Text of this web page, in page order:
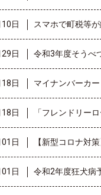
日 スマホで町税等
日 令和3年度そうべ
日 マイナンバーカ
日 「フレンドリー
日 【新型コロナ対
日 令和2年度狂犬病